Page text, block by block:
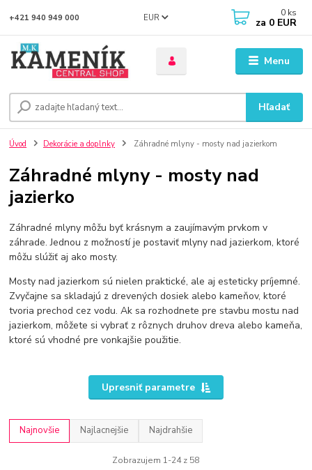
Menu
EUR
Hľadať
+421 940 949 000 0 ks
za 0 EUR
Úvod Dekorácie a doplnky Záhradné mlyny - mosty nad jazierkom
Záhradné mlyny - mosty nad
jazierko
Záhradné mlyny môžu byť krásnym a zaujímavým prvkom v
záhrade. Jednou z možností je postaviť mlyny nad jazierkom, ktoré
môžu slúžiť aj ako mosty.
Mosty nad jazierkom sú nielen praktické, ale aj esteticky príjemné.
Zvyčajne sa skladajú z drevených dosiek alebo kameňov, ktoré
tvoria prechod cez vodu. Ak sa rozhodnete pre stavbu mostu nad
jazierkom, môžete si vybrať z rôznych druhov dreva alebo kameňa,
ktoré sú vhodné pre vonkajšie použitie.
Upresniť parametre
Najnovšie Najlacnejšie Najdrahšie
Zobrazujem 1-24 z 58